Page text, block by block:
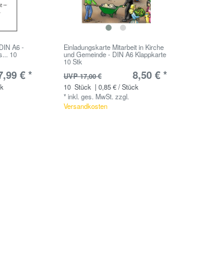
A6 -
10
€ *
Einladungskarte Mitarbeit in Kirche
und Gemeinde - DIN A6 Klappkarte
10 Stk
UVP 17,00 €
8,50 € *
10 Stück | 0,85 € / Stück
*inkl. ges. MwSt. zzgl.
Versandkosten